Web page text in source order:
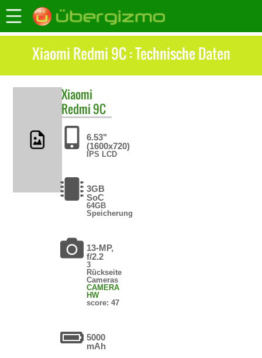
Xiaomi Redmi 9C : Technische Daten
Xiaomi
Redmi 9C
6.53"
(1600x720)
IPS LCD
3GB
SoC
64GB
Speicherung
13-MP,
f/2.2
3
Rückseite
Cameras
CAMERA
HW
score: 47
5000
mAh